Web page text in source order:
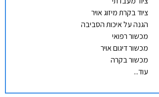
ציוד בקרת מיזוג אויר
הגנה על איכות הסביבה
מכשור רפואי
מכשור דיגום אויר
מכשור בקרה
עוד...